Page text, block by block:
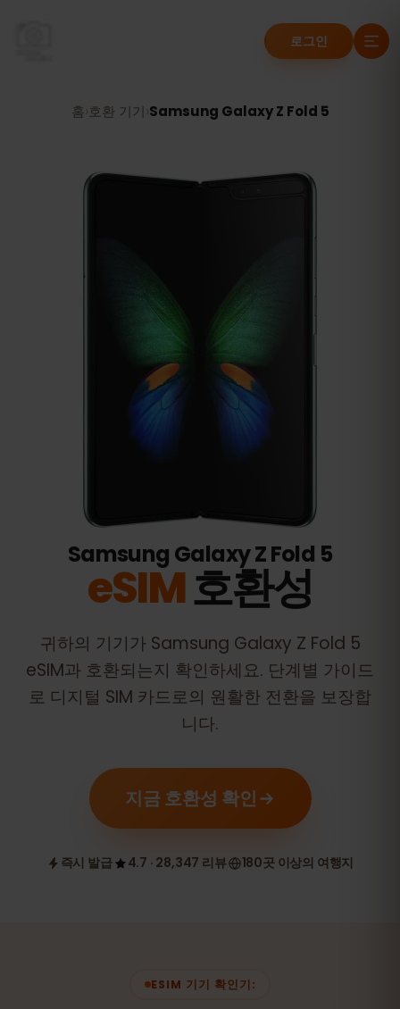
로그인
홈 호환 기기 Samsung Galaxy Z Fold 5
Samsung Galaxy Z Fold 5
eSIM호환성
귀하의 기기가 Samsung Galaxy Z Fold 5
eSIM과 호환되는지 확인하세요. 단계별 가이드
로 디지털 SIM 카드로의 원활한 전환을 보장합
니다.
지금 호환성 확인
즉시 발급 4.7 · 28,347 리뷰 180곳 이상의 여행지
ESIM 기기 확인기: